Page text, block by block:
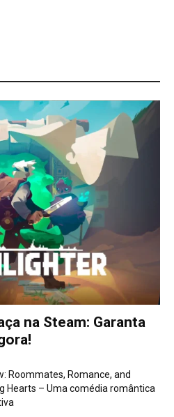
na Steam: Garanta
Roommates, Romance, and
Hearts – Uma comédia romântica